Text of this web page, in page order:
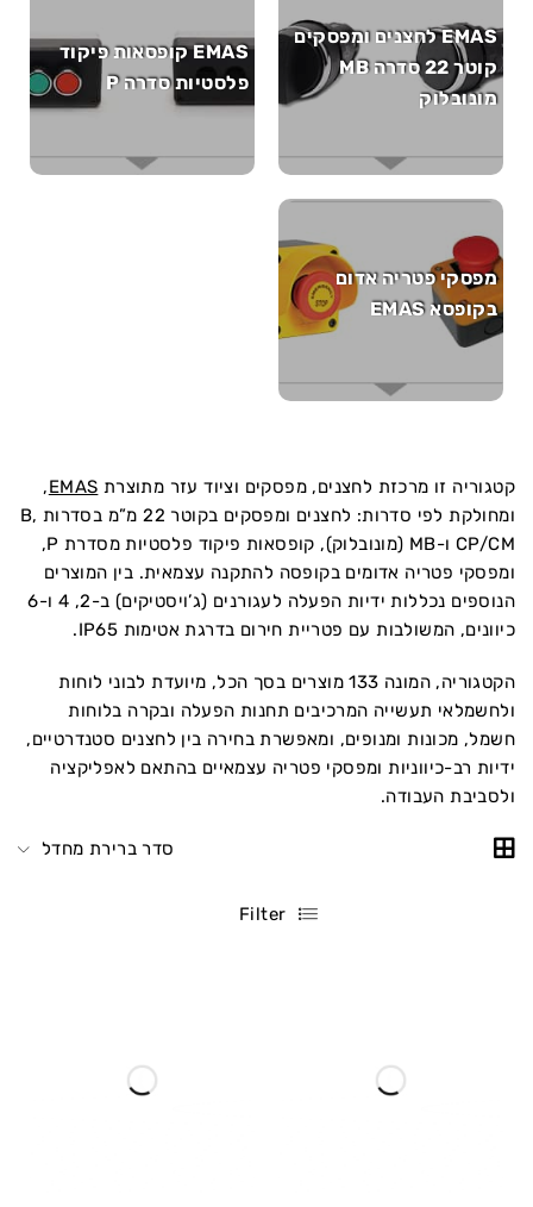
EMAS לחצנים ומפסקים
קוטר 22 סדרה MB
מונובלוק
EMAS קופסאות פיקוד
פלסטיות סדרה P
מפסקי פטריה אדום
בקופסא EMAS
קטגוריה זו מרכזת לחצנים, מפסקים וציוד עזר מתוצרת EMAS
,
ומחולקת לפי סדרות: לחצנים ומפסקים בקוטר 22 מ”מ בסדרות B,
CP/CM ו-MB (מונובלוק), קופסאות פיקוד פלסטיות מסדרת P,
ומפסקי פטריה אדומים בקופסה להתקנה עצמאית. בין המוצרים
הנוספים נכללות ידיות הפעלה לעגורנים (ג’ויסטיקים) ב-2, 4 ו-6
כיוונים, המשולבות עם פטריית חירום בדרגת אטימות IP65.
הקטגוריה, המונה 133 מוצרים בסך הכל, מיועדת לבוני לוחות
ולחשמלאי תעשייה המרכיבים תחנות הפעלה ובקרה בלוחות
חשמל, מכונות ומנופים, ומאפשרת בחירה בין לחצנים סטנדרטיים,
ידיות רב-כיווניות ומפסקי פטריה עצמאיים בהתאם לאפליקציה
ולסביבת העבודה.
סדר ברירת מחדל
Filter